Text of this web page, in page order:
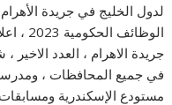
لدول الخليج في جريدة
جريدة الاهرام ، العدد الاخير
في جميع المحافظات ،